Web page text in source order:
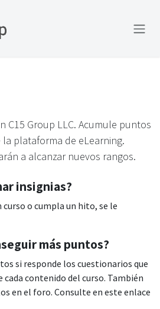
C15 Group LLC. Acumule puntos
plataforma de eLearning.
a alcanzar nuevos rangos.
insignias?
curso o cumpla un hito, se le
más puntos?
si responde los cuestionarios que
contenido del curso. También
en el foro. Consulte en este enlace